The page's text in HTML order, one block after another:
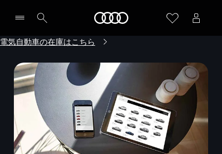
電気自動車の在庫はこちら